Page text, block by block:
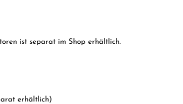
ist separat im Shop erhältlich.
erhältlich)